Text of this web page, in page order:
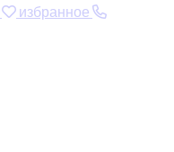
избранное